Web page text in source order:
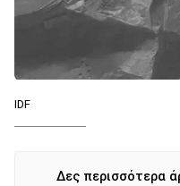
IDF
Δες περισσότερα